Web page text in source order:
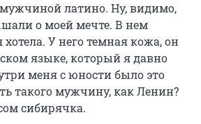
латино. Ну, видимо,
о моей мечте. В нем
хотела. У него темная кожа, он
языке, который я давно
меня с юности было это
такого мужчину, как Ленин?
сибирячка.